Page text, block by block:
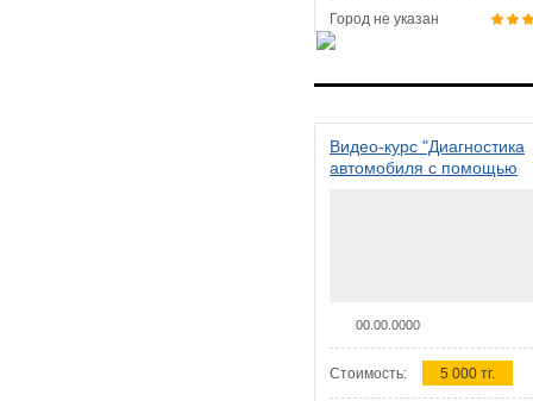
Город не указан
Видео-курс "Диагностика
автомобиля с помощью
00.00.0000
Стоимость: 5 000 тг.